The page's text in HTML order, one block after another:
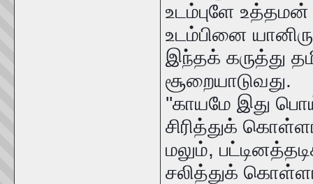
உடம்புளே
உடம்பினை
இந்தக் கருத்து
சூறையாடுவது.
''காயமே இது
சிரித்துக்
மலும்,
சலித்துக்